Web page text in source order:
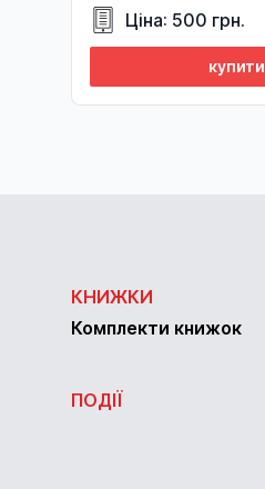
Ціна: 500 грн.
купити
КНИЖКИ
Комплекти книжок
ПОДІЇ